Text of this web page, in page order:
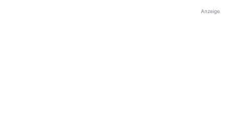
Anzeige